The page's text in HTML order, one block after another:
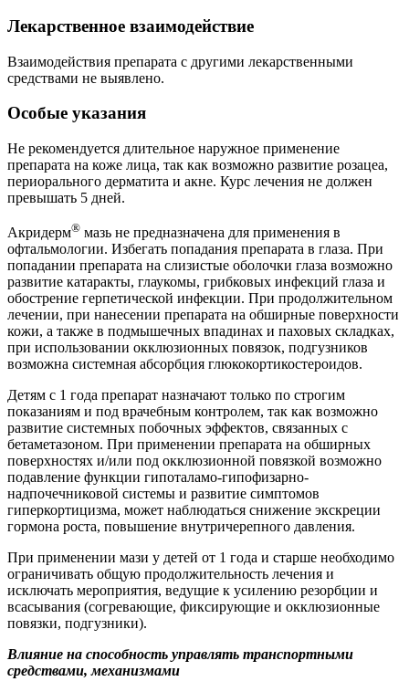
Лекарственное взаимодействие
Взаимодействия препарата с другими лекарственными
средствами не выявлено.
Особые указания
Не рекомендуется длительное наружное применение
препарата на коже лица, так как возможно развитие розацеа,
периорального дерматита и акне. Курс лечения не должен
превышать 5 дней.
Акридерм® мазь не предназначена для применения в
офтальмологии. Избегать попадания препарата в глаза. При
попадании препарата на слизистые оболочки глаза возможно
развитие катаракты, глаукомы, грибковых инфекций глаза и
обострение герпетической инфекции. При продолжительном
лечении, при нанесении препарата на обширные поверхности
кожи, а также в подмышечных впадинах и паховых складках,
при использовании окклюзионных повязок, подгузников
возможна системная абсорбция глюкокортикостероидов.
Детям с 1 года препарат назначают только по строгим
показаниям и под врачебным контролем, так как возможно
развитие системных побочных эффектов, связанных с
бетаметазоном. При применении препарата на обширных
поверхностях и/или под окклюзионной повязкой возможно
подавление функции гипоталамо-гипофизарно-
надпочечниковой системы и развитие симптомов
гиперкортицизма, может наблюдаться снижение экскреции
гормона роста, повышение внутричерепного давления.
При применении мази у детей от 1 года и старше необходимо
ограничивать общую продолжительность лечения и
исключать мероприятия, ведущие к усилению резорбции и
всасывания (согревающие, фиксирующие и окклюзионные
повязки, подгузники).
Влияние на способность управлять транспортными
средствами, механизмами